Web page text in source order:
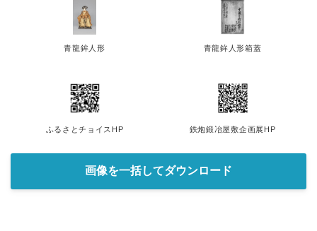
青龍鉾人形 青龍鉾人形箱蓋
ふるさとチョイスHP 鉄炮鍛冶屋敷企画展HP
画像を一括してダウンロード